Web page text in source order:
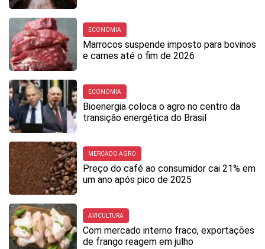
ECONOMIA
Marrocos suspende imposto para bovinos
e carnes até o fim de 2026
ECONOMIA
Bioenergia coloca o agro no centro da
transição energética do Brasil
MERCADO AGRO
Preço do café ao consumidor cai 21% em
um ano após pico de 2025
AVICULTURA
Com mercado interno fraco, exportações
de frango reagem em julho